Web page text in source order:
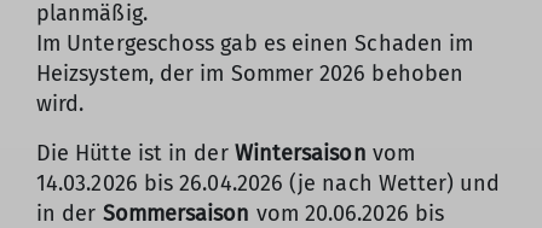
planmäßig.
Im Untergeschoss gab es einen Schaden im
Heizsystem, der im Sommer 2026 behoben
wird.
Die Hütte ist in der Wintersaison vom
14.03.2026 bis 26.04.2026 (je nach Wetter) und
in der Sommersaison vom 20.06.2026 bis